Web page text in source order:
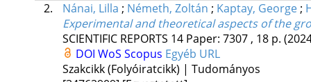
2.
Nánai, Lilla ; Németh, Zoltán ; Kaptay, George;
Experimental and theoretical aspects of the
SCIENTIFIC REPORTS 14 Paper: 7307 , 18 p.
DOI WoS Scopus Egyéb URL
Szakcikk (Folyóiratcikk) | Tudományos